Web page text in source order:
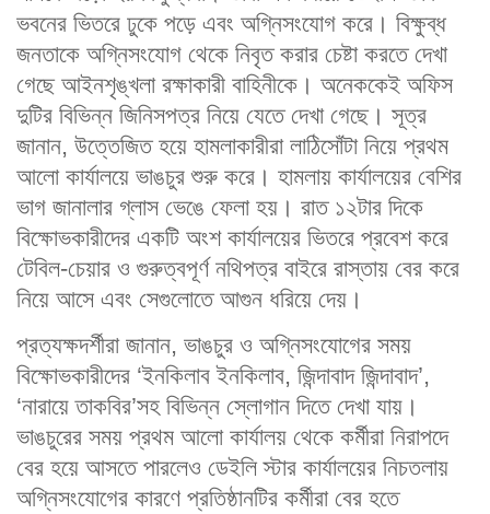
ভবনের ভিতরে ঢুকে পড়ে এবং অগ্নিসংযোগ করে। বিক্ষুব্ধ
জনতাকে অগ্নিসংযোগ থেকে নিবৃত করার চেষ্টা করতে দেখা
গেছে আইনশৃঙ্খলা রক্ষাকারী বাহিনীকে। অনেককেই অফিস
দুটির বিভিন্ন জিনিসপত্র নিয়ে যেতে দেখা গেছে। সূত্র
জানান, উত্তেজিত হয়ে হামলাকারীরা লাঠিসোঁটা নিয়ে প্রথম
আলো কার্যালয়ে ভাঙচুর শুরু করে। হামলায় কার্যালয়ের বেশির
ভাগ জানালার গ্লাস ভেঙে ফেলা হয়। রাত ১২টার দিকে
বিক্ষোভকারীদের একটি অংশ কার্যালয়ের ভিতরে প্রবেশ করে
টেবিল-চেয়ার ও গুরুত্বপূর্ণ নথিপত্র বাইরে রাস্তায় বের করে
নিয়ে আসে এবং সেগুলোতে আগুন ধরিয়ে দেয়।
প্রত্যক্ষদর্শীরা জানান, ভাঙচুর ও অগ্নিসংযোগের সময়
বিক্ষোভকারীদের ‘ইনকিলাব ইনকিলাব, জিন্দাবাদ জিন্দাবাদ’,
‘নারায়ে তাকবির’সহ বিভিন্ন স্লোগান দিতে দেখা যায়।
ভাঙচুরের সময় প্রথম আলো কার্যালয় থেকে কর্মীরা নিরাপদে
বের হয়ে আসতে পারলেও ডেইলি স্টার কার্যালয়ের নিচতলায়
অগ্নিসংযোগের কারণে প্রতিষ্ঠানটির কর্মীরা বের হতে